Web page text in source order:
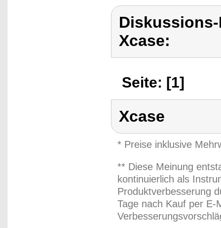
Xcase:
Seite: [1]
Xcase
* Preise inklusive
** Diese Meinung
kontinuierlich als
Produktverbesserung
Tage nach Kauf per E-